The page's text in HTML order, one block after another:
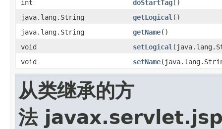
int doStartTag()
java.lang.String
getLogical ()
java.lang.String
getName()
void
setLogical
void
setName
从类继承的方
法